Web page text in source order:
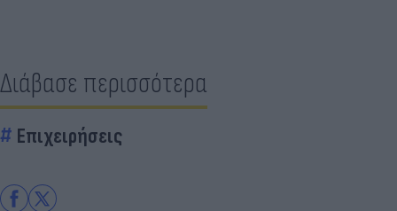
Διάβασε περισσότερα
Επιχειρήσεις